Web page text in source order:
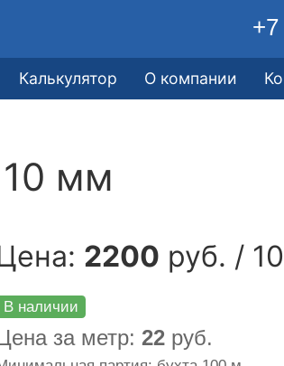
Калькулятор О компании
10 мм
2200 руб. /
В наличии
за метр: 22 руб.